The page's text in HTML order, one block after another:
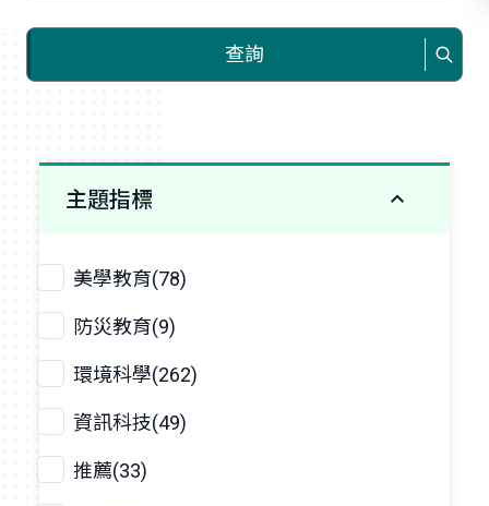
查詢
主題指標
美學教育(78)
防災教育(9)
環境科學(262)
資訊科技(49)
推薦(33)